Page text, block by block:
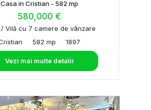
Casa in Cristian - 582 mp
580,000 €
Vilă cu 7 camere de vânzare
582 mp 1897
Vezi mai multe detalii